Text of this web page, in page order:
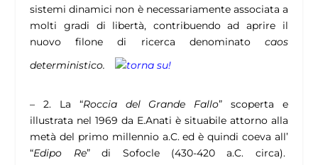
sistemi dinamici non è necessariamente associata a
molti gradi di libertà, contribuendo ad aprire il
nuovo filone di ricerca denominato caos
deterministico.
– 2. La “Roccia del Grande Fallo” scoperta e
illustrata nel 1969 da E.Anati è situabile attorno alla
metà del primo millennio a.C. ed è quindi coeva all’
“Edipo Re” di Sofocle (430-420 a.C. circa).